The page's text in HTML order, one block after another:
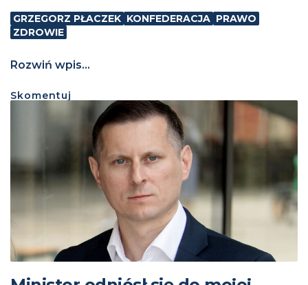
GRZEGORZ PŁACZEK KONFEDERACJA PRAWO
ZDROWIE
Rozwiń wpis...
Skomentuj